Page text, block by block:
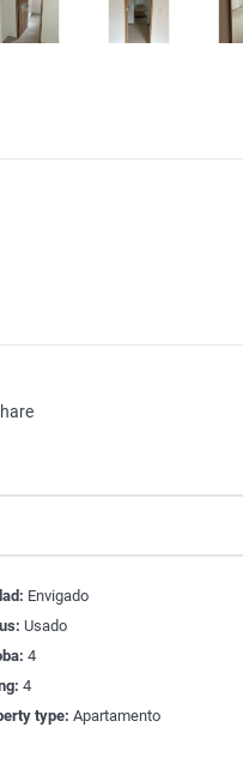
Envigado
Usado
4
4
type: Apartamento